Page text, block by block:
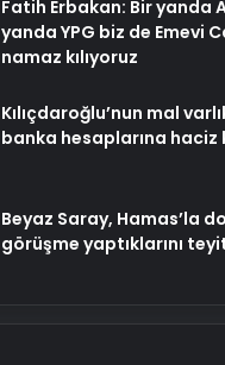
Fatih Erbakan: Bir yanda
yanda YPG biz de Emevi
namaz kılıyoruz
Kılıçdaroğlu’nun mal
banka hesaplarına haciz
Beyaz Saray, Hamas’la
görüşme yaptıklarını